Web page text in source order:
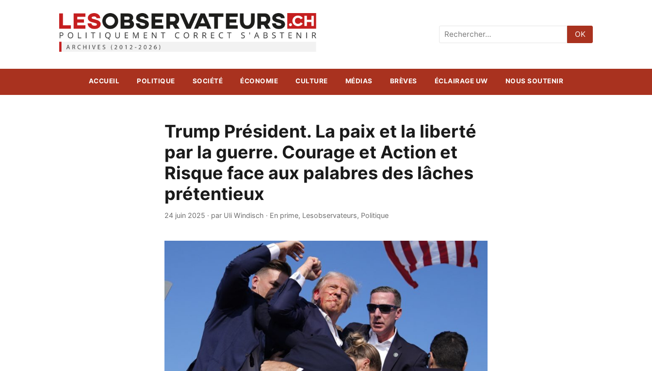
Rechercher
:
OK
ACCUEIL POLITIQUE SOCIÉTÉ ÉCONOMIE CULTURE MÉDIAS BRÈVES ÉCLAIRAGE UW NOUS SOUTENIR
Trump Président. La paix et la liberté
par la guerre. Courage et Action et
Risque face aux palabres des lâches
prétentieux
24 juin 2025 · par Uli Windisch · En prime, Lesobservateurs, Politique